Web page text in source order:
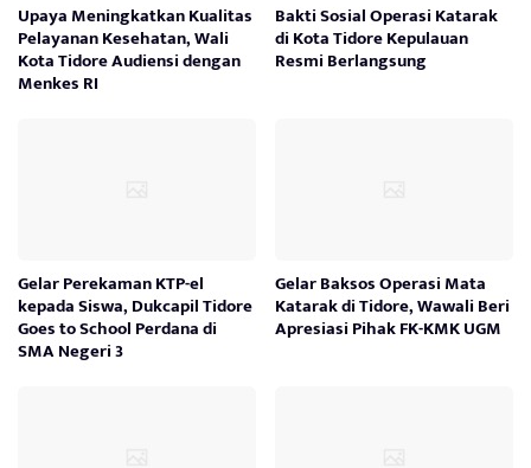
Upaya Meningkatkan Kualitas
Pelayanan Kesehatan, Wali
Kota Tidore Audiensi dengan
Menkes RI
Bakti Sosial Operasi Katarak
di Kota Tidore Kepulauan
Resmi Berlangsung
Gelar Perekaman KTP-el
kepada Siswa, Dukcapil Tidore
Goes to School Perdana di
SMA Negeri 3
Gelar Baksos Operasi Mata
Katarak di Tidore, Wawali Beri
Apresiasi Pihak FK-KMK UGM